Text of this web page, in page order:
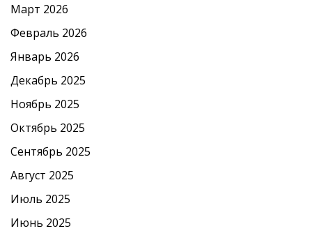
Март 2026
Февраль 2026
Январь 2026
Декабрь 2025
Ноябрь 2025
Октябрь 2025
Сентябрь 2025
Август 2025
Июль 2025
Июнь 2025